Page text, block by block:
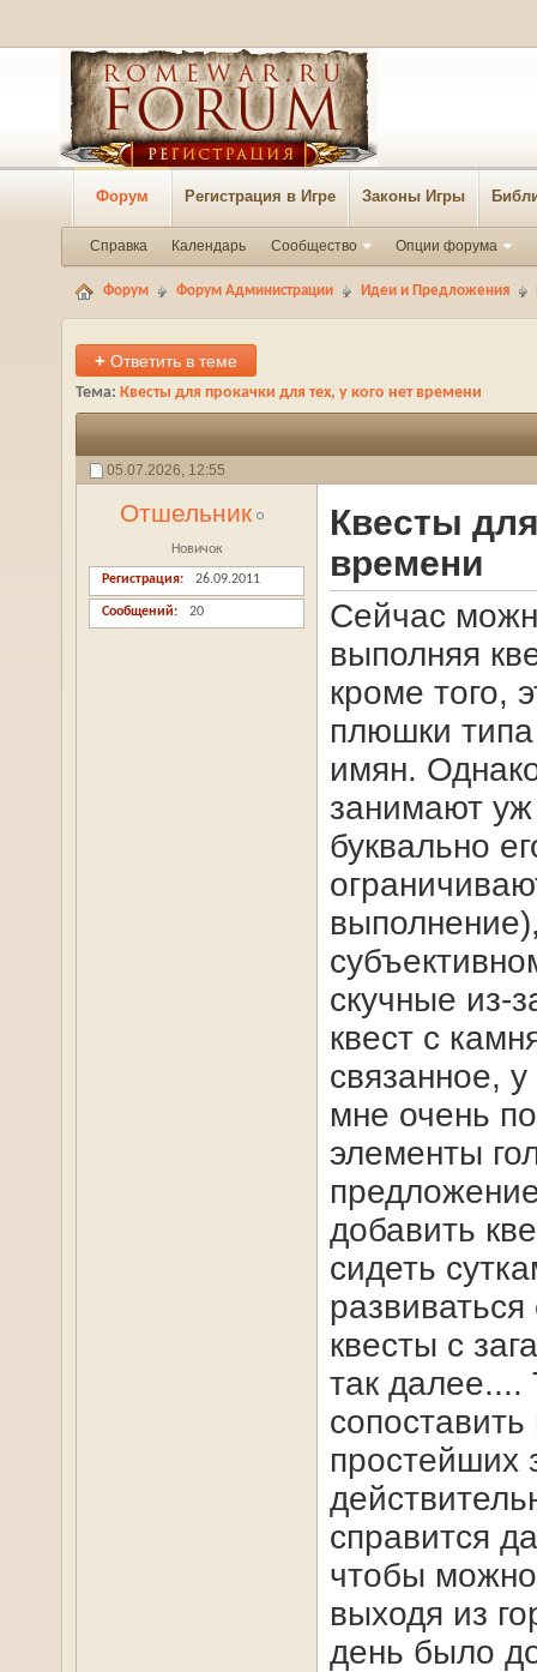
Форум Регистрация в Игре Законы Игры
Справка Календарь Сообщество Опции форума
Форум Форум Администрации Идеи и Предложения
+ Ответить в теме
Тема: Квесты для прокачки для тех, у кого нет времени
05.07.2026, 12:55
Отшельник
Новичок
Регистрация 26.09.2011
Сообщений 20
Квесты
времени
Сейчас
выполняя
кроме того,
плюшки
имян.
занимают
буквально
скучные из-
квест с
связанное,
мне очень
элементы
добавить
сидеть
квесты с
так
простейших
справится
чтобы
выходя из
день было